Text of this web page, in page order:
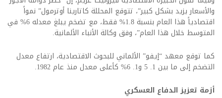
والأسعار يزيد بشكل كبير”، تتوقع المحللة كاتارينا أوترمول” نمواً
اقتصادياً هذا العام بنسبة 1.8% فقط، مع تضخم يبلغ معدله 6% في
المتوسط خلال هذا العام”، وفق وكالة الأنباء الألمانية.
كما توقع معهد “إيفو” الألماني للبحوث الاقتصادية، ارتفاع معدل
التضخم إلى ما بين 1. 5 و1. 6% كأعلى معدل منذ عام 1982.
أزمة تعزيز الدفاع العسكري